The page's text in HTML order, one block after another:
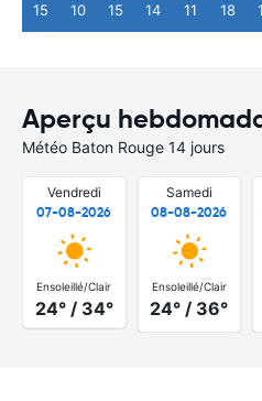
15 10 15 14 11 18
Aperçu
Météo Baton Rouge 14 jours
Vendredi
07-08-2026
Ensoleillé/Clair
24° / 34°
Samedi
08-08-2026
Ensoleillé/Clair
24° / 36°